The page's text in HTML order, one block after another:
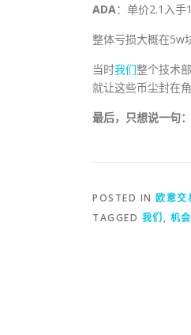
ADA：单价2.1入手
整体亏损大概在5w
当时我们整个技术
就让这些币尘封在
最后，只想说一句
POSTED IN 欧意交
TAGGED 我们 , 机会